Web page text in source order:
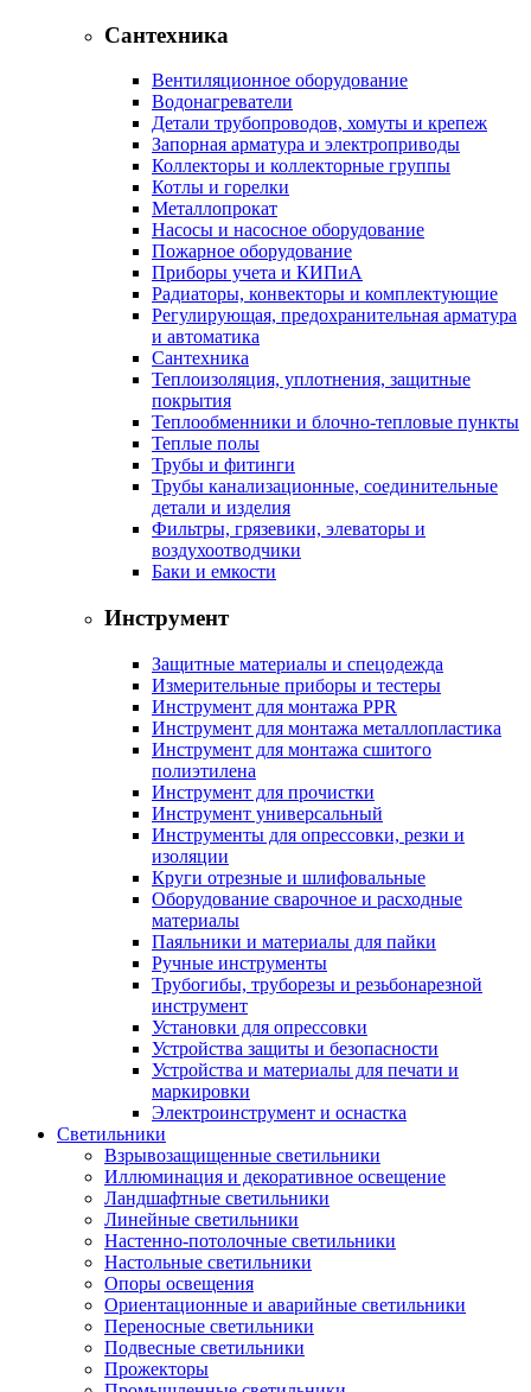
Сантехника
Вентиляционное оборудование
Водонагреватели
Детали трубопроводов, хомуты и крепеж
Запорная арматура и электроприводы
Коллекторы и коллекторные группы
Котлы и горелки
Металлопрокат
Насосы и насосное оборудование
Пожарное оборудование
Приборы учета и КИПиА
Радиаторы, конвекторы и комплектующие
Регулирующая, предохранительная арматура
и автоматика
Сантехника
Теплоизоляция, уплотнения, защитные
покрытия
Теплообменники и блочно-тепловые пункты
Теплые полы
Трубы и фитинги
Трубы канализационные, соединительные
детали и изделия
Фильтры, грязевики, элеваторы и
воздухоотводчики
Баки и емкости
Инструмент
Защитные материалы и спецодежда
Измерительные приборы и тестеры
Инструмент для монтажа PPR
Инструмент для монтажа металлопластика
Инструмент для монтажа сшитого
полиэтилена
Инструмент для прочистки
Инструмент универсальный
Инструменты для опрессовки, резки и
изоляции
Круги отрезные и шлифовальные
Оборудование сварочное и расходные
материалы
Паяльники и материалы для пайки
Ручные инструменты
Трубогибы, труборезы и резьбонарезной
инструмент
Установки для опрессовки
Устройства защиты и безопасности
Устройства и материалы для печати и
маркировки
Электроинструмент и оснастка
Светильники
Взрывозащищенные светильники
Иллюминация и декоративное освещение
Ландшафтные светильники
Линейные светильники
Настенно-потолочные светильники
Настольные светильники
Опоры освещения
Ориентационные и аварийные светильники
Переносные светильники
Подвесные светильники
Прожекторы